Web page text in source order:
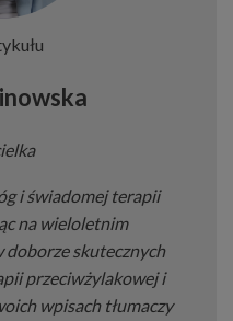
i świadomej terapii
na wieloletnim
doborze skutecznych
przeciwżylakowej i
wpisach tłumaczy